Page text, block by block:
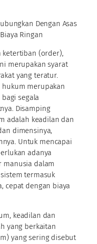
Dengan Asas
Ringan
ketertiban (order),
merupakan syarat
yang teratur.
merupakan
segala
Disamping
adalah keadilan dan
dimensinya,
Untuk mencapai
adanya
manusia dalam
termasuk
cepat dengan biaya
keadilan dan
yang berkaitan
yang sering disebut